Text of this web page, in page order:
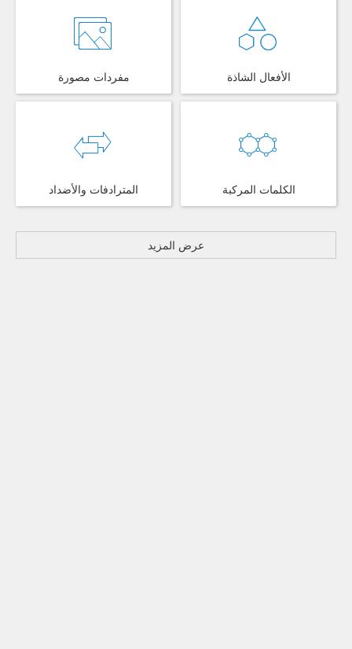
مفردات مصورة الأفعال الشاذة
المترادفات والأضداد الكلمات المركبة
عرض المزيد